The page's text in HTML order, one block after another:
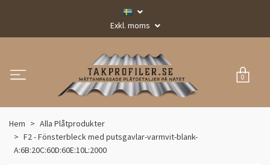
Exkl. moms
0
Hem
Alla Plåtprodukter
F2 - Fönsterbleck med putsgavlar-varmvit-blank-
A:6B:20C:60D:60E:10L:2000